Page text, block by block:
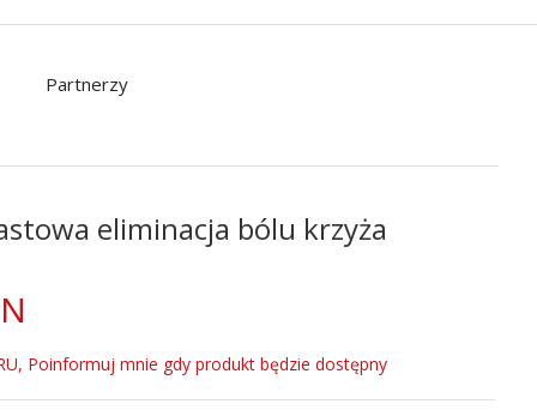
Partnerzy
eliminacja bólu krzyża
Poinformuj mnie gdy produkt będzie dostępny